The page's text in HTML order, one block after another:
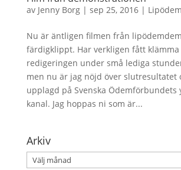
av Jenny Borg| sep 25, 2016| Lipödem
Nu är äntligen filmen från
färdigklippt. Har verkligen fått klämma
redigeringen under små lediga
men nu är jag nöjd över slutresultatet
upplagd på Svenska Ödemförbundets
kanal. Jag hoppas ni som är...
Arkiv
Arkiv